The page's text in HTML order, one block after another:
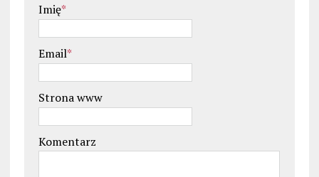
Imię*
Email*
Strona www
Komentarz